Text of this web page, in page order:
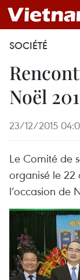
SOCIÉTÉ
Noël
23/12/2015
Le Comité de
organisé le
l’occasion de